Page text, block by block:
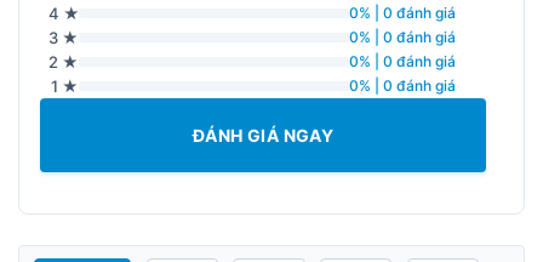
4 ★ 0% | 0 đánh giá
3 ★ 0% | 0 đánh giá
2 ★ 0% | 0 đánh giá
1 ★ 0% | 0 đánh giá
ĐÁNH GIÁ NGAY